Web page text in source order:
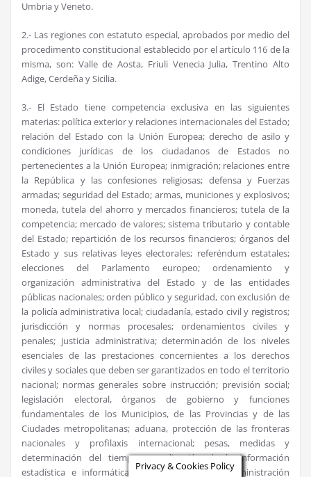
Umbria y Veneto.
2.- Las regiones con estatuto especial, aprobados por medio del
procedimento constitucional establecido por el artículo 116 de la
misma, son: Valle de Aosta, Friuli Venecia Julia, Trentino Alto
Adige, Cerdeña y Sicilia.
3.- El Estado tiene competencia exclusiva en las siguientes
materias: política exterior y relaciones internacionales del Estado;
relación del Estado con la Unión Europea; derecho de asilo y
condiciones jurídicas de los ciudadanos de Estados no
pertenecientes a la Unión Europea; inmigración; relaciones entre
la República y las confesiones religiosas; defensa y Fuerzas
armadas; seguridad del Estado; armas, municiones y explosivos;
moneda, tutela del ahorro y mercados financieros; tutela de la
competencia; mercado de valores; sistema tributario y contable
del Estado; repartición de los recursos financieros; órganos del
Estado y sus relativas leyes electorales; referéndum estatales;
elecciones del Parlamento europeo; ordenamiento y
organización administrativa del Estado y de las entidades
públicas nacionales; orden público y seguridad, con exclusión de
la policía administrativa local; ciudadanía, estado civil y registros;
jurisdicción y normas procesales; ordenamientos civiles y
penales; justicia administrativa; determinación de los niveles
esenciales de las prestaciones concernientes a los derechos
civiles y sociales que deben ser garantizados en todo el territorio
nacional; normas generales sobre instrucción; previsión social;
legislación electoral, órganos de gobierno y funciones
fundamentales de los Municipios, de las Provincias y de las
Ciudades metropolitanas; aduana, protección de las fronteras
nacionales y profilaxis internacional; pesas, medidas y
determinación del tiempo; coordinación de la información
estadística e informática de los datos de la administración
Privacy & Cookies Policy